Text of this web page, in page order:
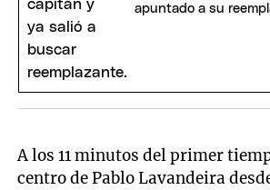
apuntado a su
A los 11 minutos del primer
centro de Pablo Lavandeira